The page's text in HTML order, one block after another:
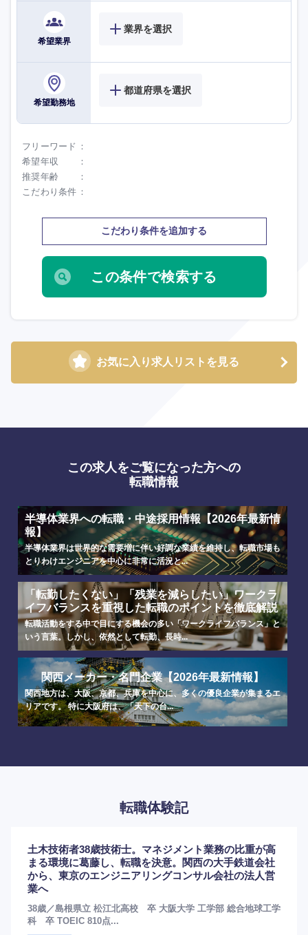
希望業界
業界を選択
希望勤務地
都道府県を選択
フリーワード
希望年収
推奨年齢
こだわり条件
こだわり条件を追加する
お気に入り求人リストを見る
この求人をご覧になった方への
転職情報
半導体業界への転職・中途採用情報【2026年最新情
報】
半導体業界は世界的な需要増に伴い好調な業績を維持し、転職市場も
とりわけエンジニアを中心に非常に活況と...
「転勤したくない」「残業を減らしたい」ワークラ
イフバランスを重視した転職のポイントを徹底解説
転職活動をする中で目にする機会の多い「ワークライフバランス」と
いう言葉。しかし、依然として転勤、長時...
関西メーカー・名門企業【2026年最新情報】
関西地方は、大阪、京都、兵庫を中心に、多くの優良企業が集まるエ
リアです。 特に大阪府は、「天下の台...
転職体験記
土木技術者38歳技術士。マネジメント業務の比重が高
まる環境に葛藤し、転職を決意。関西の大手鉄道会社
から、東京のエンジニアリングコンサル会社の法人営
業へ
38歳／島根県立 松江北高校 卒 大阪大学 工学部 総合地球工学
科 卒 TOEIC 810点...